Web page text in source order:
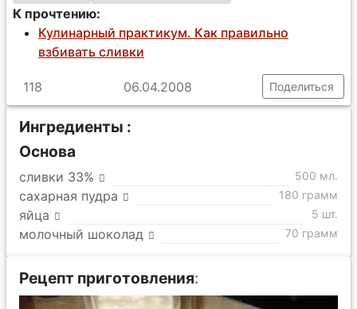
К прочтению:
Кулинарный практикум. Как правильно
взбивать сливки
118 06.04.2008 Поделиться
Ингредиенты :
Основа
сливки 33% 500 мл.
сахарная пудра 180 грамм
яйца 5 шт.
молочный шоколад 70 грамм
Рецепт приготовления: